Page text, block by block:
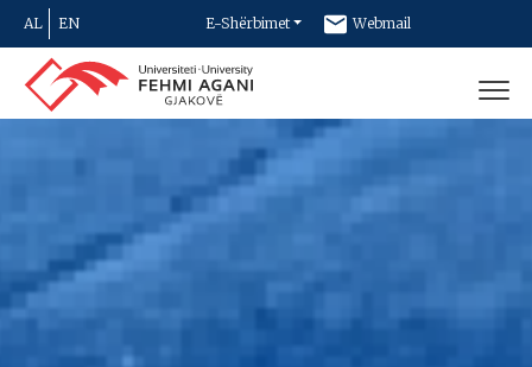
AL EN E-Shërbimet Webmail
Newsletter